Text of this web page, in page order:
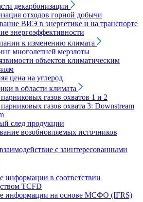
декарбонизации
отходов горной добычи
ВИЭ в энергетике и на транспорте
энергоэффективности
к изменению климата
многолетней мерзлоты
объектов климатическим
цена на углерод
в области климата
газов охватов 1 и 2
газов охвата 3: Downstream
след продукции
возобновляемых источников
с заинтересованными
информации в соответствии
TCFD
информации на основе МСФО (IFRS)